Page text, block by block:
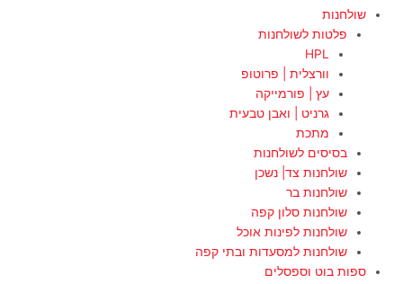
שולחנות
פלטות לשולחנות
HPL
וורצלית | פרוטופ
עץ | פורמייקה
גרניט | ואבן טבעית
מתכת
בסיסים לשולחנות
שולחנות צד| נשכן
שולחנות בר
שולחנות סלון קפה
שולחנות לפינות אוכל
שולחנות למסעדות ובתי קפה
ספות בוט וספסלים